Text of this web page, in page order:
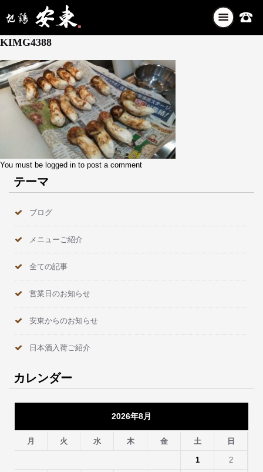
ナ
ビ
10月 11, 2024
KIMG4388
You must be logged in to post a comment
テーマ
ブログ
メニューご紹介
全ての記事
営業日のお知らせ
安東からのお知らせ
日本酒入荷ご紹介
カレンダー
2026年8月
月 火 水 木 金 土 日
1 2